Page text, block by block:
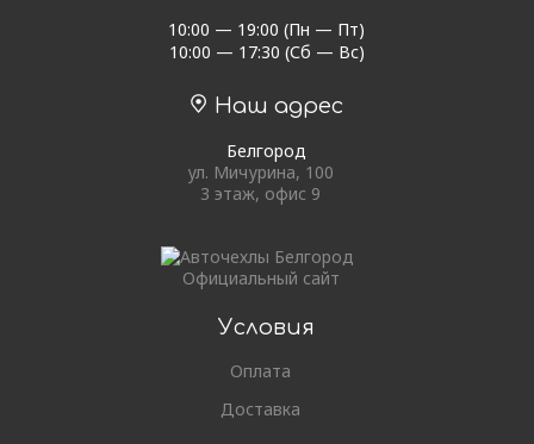
10:00 — 19:00 (Пн — Пт)
10:00 — 17:30 (Сб — Вс)
Наш адрес
Белгород
ул. Мичурина, 100
3 этаж, офис 9
Официальный сайт
Условия
Оплата
Доставка